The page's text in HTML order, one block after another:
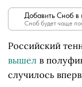
Добавить Сноб в
Сноб будет чаще
Российский
вышел в
случилось